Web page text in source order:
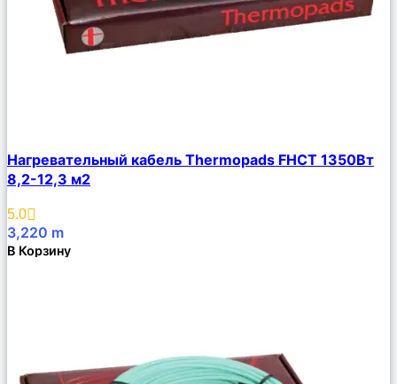
Описание
Избранное
Нагревательный кабель Thermopads FHCТ 1350Вт
8,2-12,3 м2
5.0
3,220 m
В Корзину